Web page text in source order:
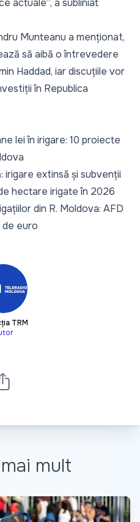
Munteanu a menționat,
să aibă o întrevedere
Haddad, iar discuțiile vor
în Republica
lei în irigare: 10 proiecte
irigare extinsă și subvenții
hectare irigate în 2026
din R. Moldova: AFD
de euro
TRM
mult